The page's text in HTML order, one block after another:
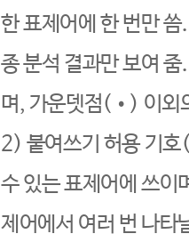
한 표제어에 한 번만
종 분석 결과만 보여
며, 가운뎃점(•) 이외
2) 붙여쓰기 허용 기호
수 있는 표제어에 쓰이
제어에서 여러 번 나타